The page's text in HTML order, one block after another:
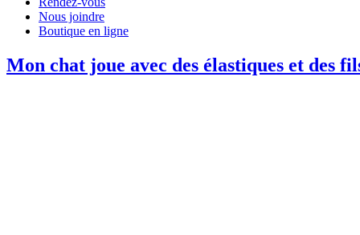
Nous joindre
Boutique en ligne
Mon chat joue avec des élastiques et des